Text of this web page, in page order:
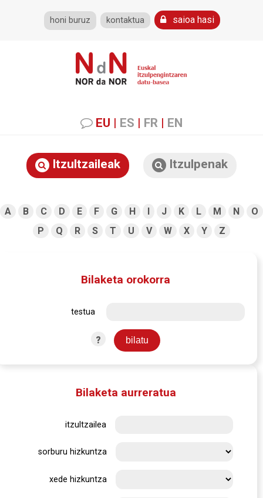
honi buruz kontaktua saioa hasi
EU | ES | FR | EN
Itzultzaileak Itzulpenak
A B C D E F G H I J K L M N
O
P
Q R S T U V W X Y Z
Bilaketa orokorra
testua
?
Bilaketa aurreratua
itzultzailea
sorburu hizkuntza
xede hizkuntza